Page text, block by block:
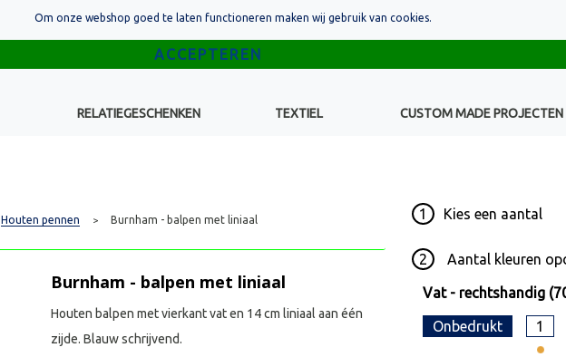
RELATIEGESCHENKEN TEXTIEL CUSTOM MADE PROJECTEN
Houten pennen > Burnham - balpen met liniaal 1 Kies een aantal
2 Aantal kleuren
Vat - rechtshandig
Onbedrukt 1
Burnham - balpen met liniaal
Houten balpen met vierkant vat en 14 cm liniaal aan één
zijde. Blauw schrijvend.
Om onze webshop goed te laten functioneren maken wij gebruik van cookies.